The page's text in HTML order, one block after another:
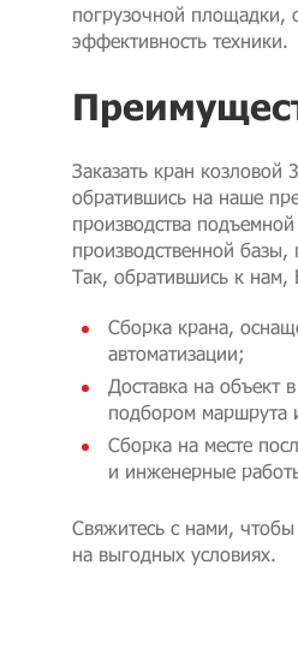
погрузочной площадки,
эффективность техники.
Заказать кран
обратившись на наше
производства
производственной
Так, обратившись к нам,
Сборка крана,
автоматизации;
Доставка на объект
подбором маршрута
Сборка на месте
и инженерные
Свяжитесь с нами,
на выгодных условиях.